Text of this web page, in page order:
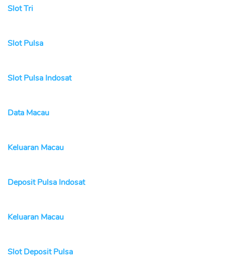
Slot Tri
Slot Pulsa
Slot Pulsa Indosat
Data Macau
Keluaran Macau
Deposit Pulsa Indosat
Keluaran Macau
Slot Deposit Pulsa